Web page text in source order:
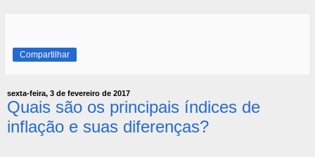
Compartilhar
sexta-feira, 3 de fevereiro de 2017
Quais são os principais índices de
inflação e suas diferenças?